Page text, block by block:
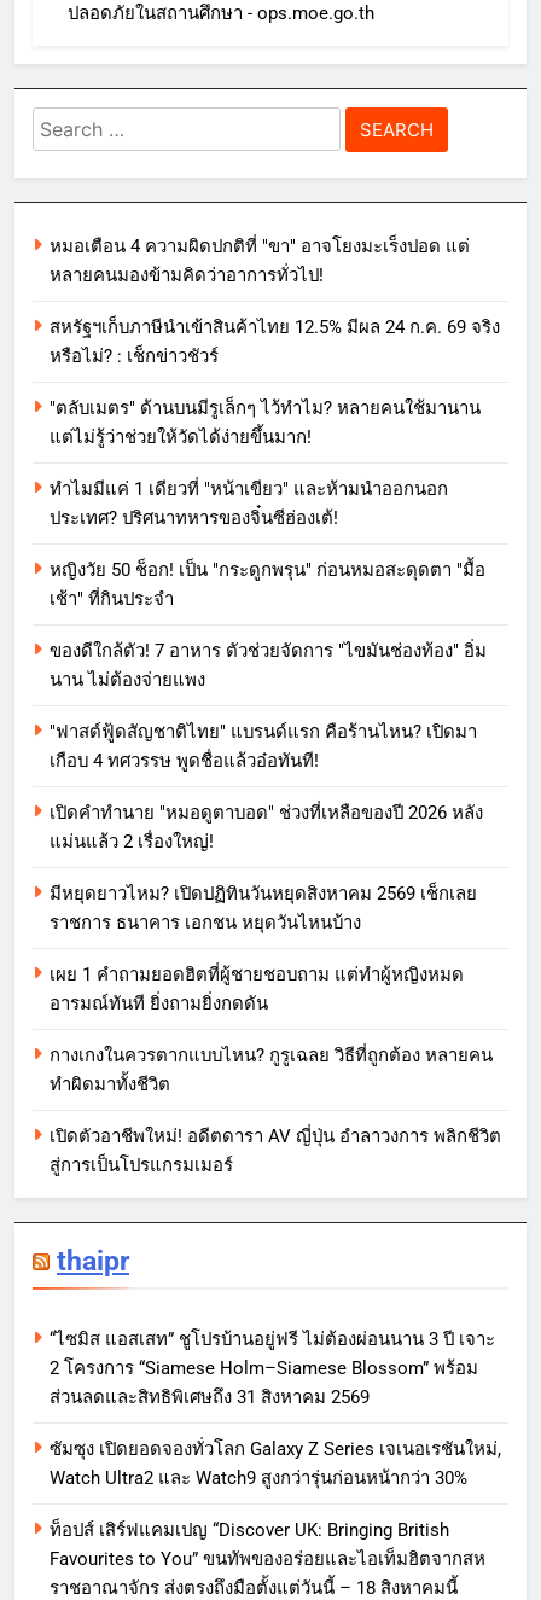
ปลอดภัยในสถานศึกษา - ops.moe.go.th
Search
for:
หมอเตือน 4 ความผิดปกติที่ "ขา" อาจโยงมะเร็งปอด แต่
หลายคนมองข้ามคิดว่าอาการทั่วไป!
สหรัฐฯเก็บภาษีนำเข้าสินค้าไทย 12.5% มีผล 24 ก.ค. 69 จริง
หรือไม่? : เช็กข่าวชัวร์
"ตลับเมตร" ด้านบนมีรูเล็กๆ ไว้ทำไม? หลายคนใช้มานาน
แต่ไม่รู้ว่าช่วยให้วัดได้ง่ายขึ้นมาก!
ทำไมมีแค่ 1 เดียวที่ "หน้าเขียว" และห้ามนำออกนอก
ประเทศ? ปริศนาทหารของจิ๋นซีฮ่องเต้!
หญิงวัย 50 ช็อก! เป็น "กระดูกพรุน" ก่อนหมอสะดุดตา "มื้อ
เช้า" ที่กินประจำ
ของดีใกล้ตัว! 7 อาหาร ตัวช่วยจัดการ "ไขมันช่องท้อง" อิ่ม
นาน ไม่ต้องจ่ายแพง
"ฟาสต์ฟู้ดสัญชาติไทย" แบรนด์แรก คือร้านไหน? เปิดมา
เกือบ 4 ทศวรรษ พูดชื่อแล้วอ๋อทันที!
เปิดคำทำนาย "หมอดูตาบอด" ช่วงที่เหลือของปี 2026 หลัง
แม่นแล้ว 2 เรื่องใหญ่!
มีหยุดยาวไหม? เปิดปฏิทินวันหยุดสิงหาคม 2569 เช็กเลย
ราชการ ธนาคาร เอกชน หยุดวันไหนบ้าง
เผย 1 คำถามยอดฮิตที่ผู้ชายชอบถาม แต่ทำผู้หญิงหมด
อารมณ์ทันที ยิ่งถามยิ่งกดดัน
กางเกงในควรตากแบบไหน? กูรูเฉลย วิธีที่ถูกต้อง หลายคน
ทำผิดมาทั้งชีวิต
เปิดตัวอาชีพใหม่! อดีตดารา AV ญี่ปุ่น อำลาวงการ พลิกชีวิต
สู่การเป็นโปรแกรมเมอร์
thaipr
“ไซมิส แอสเสท” ชูโปรบ้านอยู่ฟรี ไม่ต้องผ่อนนาน 3 ปี เจาะ
2 โครงการ “Siamese Holm–Siamese Blossom” พร้อม
ส่วนลดและสิทธิพิเศษถึง 31 สิงหาคม 2569
ซัมซุง เปิดยอดจองทั่วโลก Galaxy Z Series เจเนอเรชันใหม่,
Watch Ultra2 และ Watch9 สูงกว่ารุ่นก่อนหน้ากว่า 30%
ท็อปส์ เสิร์ฟแคมเปญ “Discover UK: Bringing British
Favourites to You” ขนทัพของอร่อยและไอเท็มฮิตจากสห
ราชอาณาจักร ส่งตรงถึงมือตั้งแต่วันนี้ – 18 สิงหาคมนี้